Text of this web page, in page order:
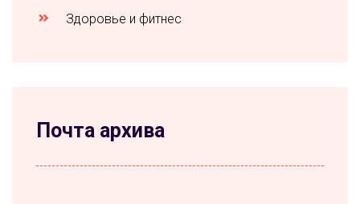
Здоровье и фитнес
Почта архива